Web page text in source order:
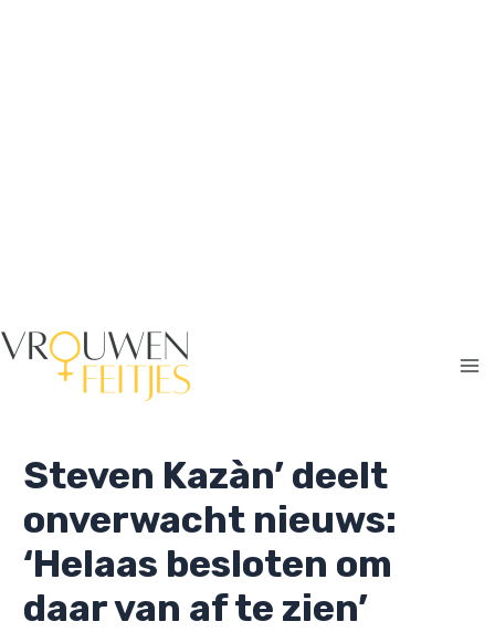
Steven Kazàn’ deelt
onverwacht nieuws:
‘Helaas besloten om
daar van af te zien’